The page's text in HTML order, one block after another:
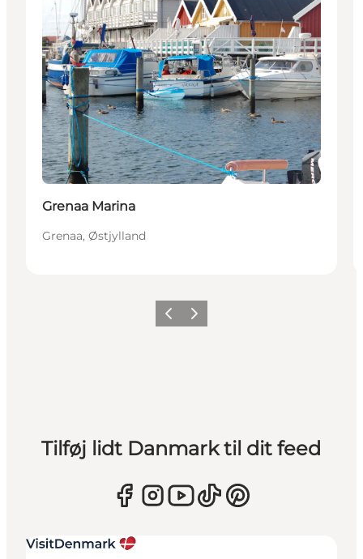
Grenaa Marina
Grenaa, Østjylland
ForrigeNæste
Tilføj lidt Danmark til dit feed